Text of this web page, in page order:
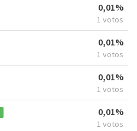
0,01%
1 votos
0,01%
1 votos
0,01%
1 votos
0,01%
1 votos